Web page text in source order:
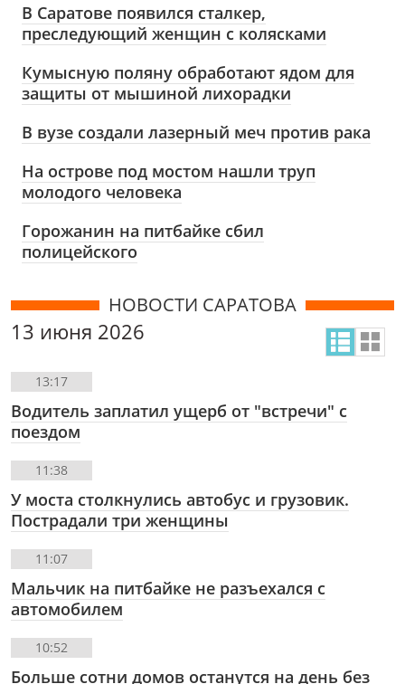
В Саратове появился сталкер,
преследующий женщин с колясками
Кумысную поляну обработают ядом для
защиты от мышиной лихорадки
В вузе создали лазерный меч против рака
На острове под мостом нашли труп
молодого человека
Горожанин на питбайке сбил
полицейского
НОВОСТИ САРАТОВА
13 июня 2026
13:17
Водитель заплатил ущерб от "встречи" с
поездом
11:38
У моста столкнулись автобус и грузовик.
Пострадали три женщины
11:07
Мальчик на питбайке не разъехался с
автомобилем
10:52
Больше сотни домов останутся на день без